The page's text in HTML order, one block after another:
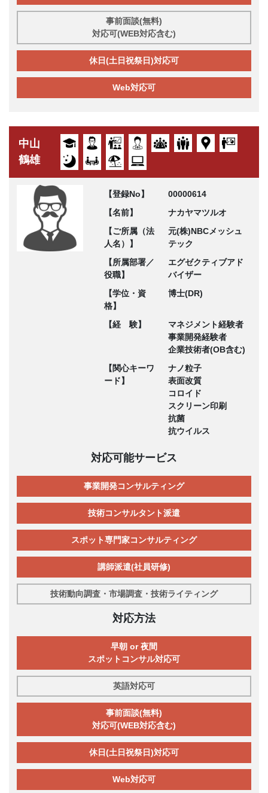
事前面談(無料)
対応可(WEB対応含む)
休日(土日祝祭日)対応可
Web対応可
中山
鶴雄
【登録No】
00000614
【名前】
ナカヤマツルオ
【ご所属（法
人名）】
元(株)NBCメッシュ
テック
【所属部署／
役職】
エグゼクティブアド
バイザー
【学位・資
格】
博士(DR)
【経 験】
マネジメント経験者
事業開発経験者
企業技術者(OB含む)
【関心キーワ
ード】
ナノ粒子
表面改質
コロイド
スクリーン印刷
抗菌
抗ウイルス
対応可能サービス
事業開発コンサルティング
技術コンサルタント派遣
スポット専門家コンサルティング
講師派遣(社員研修)
技術動向調査・市場調査・技術ライティング
対応方法
早朝 or 夜間
スポットコンサル対応可
英語対応可
事前面談(無料)
対応可(WEB対応含む)
休日(土日祝祭日)対応可
Web対応可